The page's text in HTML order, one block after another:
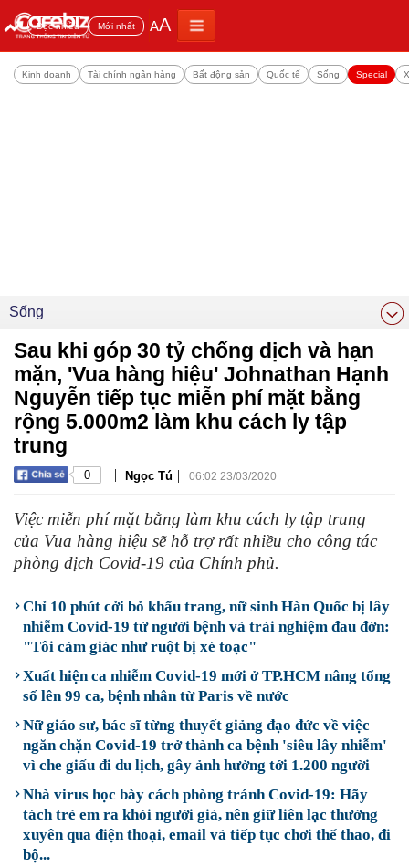
Đọc nhiều Mới nhất AA
Kinh doanh Tài chính ngân hàng Bất động sản Quốc tế Sống Special
Sống
Sau khi góp 30 tỷ chống dịch và hạn
mặn, 'Vua hàng hiệu' Johnathan Hạnh
Nguyễn tiếp tục miễn phí mặt bằng
rộng 5.000m2 làm khu cách ly tập
trung
0 | Ngọc Tú | 06:02 23/03/2020
Việc miễn phí mặt bằng làm khu cách ly tập trung
của Vua hàng hiệu sẽ hỗ trợ rất nhiều cho công tác
phòng dịch Covid-19 của Chính phủ.
Chỉ 10 phút cởi bỏ khẩu trang, nữ sinh Hàn Quốc bị lây
nhiễm Covid-19 từ người bệnh và trải nghiệm đau đớn:
"Tôi cảm giác như ruột bị xé toạc"
Xuất hiện ca nhiễm Covid-19 mới ở TP.HCM nâng tổng
số lên 99 ca, bệnh nhân từ Paris về nước
Nữ giáo sư, bác sĩ từng thuyết giảng đạo đức về việc
ngăn chặn Covid-19 trở thành ca bệnh 'siêu lây nhiễm'
vì che giấu đi du lịch, gây ảnh hưởng tới 1.200 người
Nhà virus học bày cách phòng tránh Covid-19: Hãy
tách trẻ em ra khỏi người già, nên giữ liên lạc thường
xuyên qua điện thoại, email và tiếp tục chơi thể thao, đi
bộ...